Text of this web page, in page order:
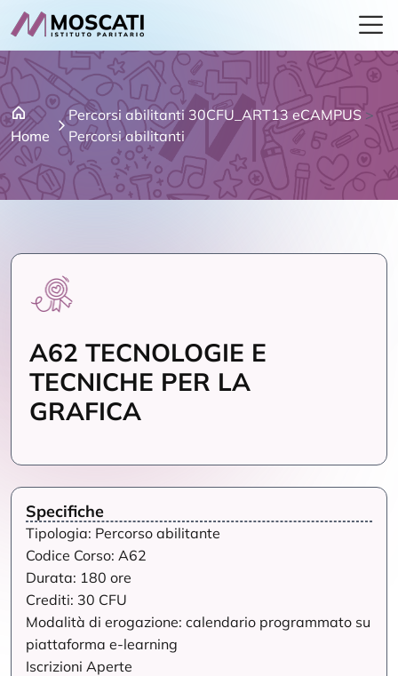
Home
Percorsi abilitanti 30CFU_ART13 eCAMPUS>
Percorsi abilitanti
A62 TECNOLOGIE E
TECNICHE PER LA
GRAFICA
Specifiche
Tipologia: Percorso abilitante
Codice Corso: A62
Durata: 180 ore
Crediti: 30 CFU
Modalità di erogazione: calendario programmato su
piattaforma e-learning
Iscrizioni Aperte